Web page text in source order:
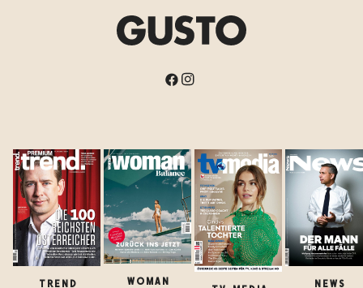
TREND WOMAN NEWS